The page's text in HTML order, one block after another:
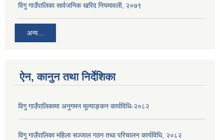
विगु गाउँपालिका सार्वजनिक खरिद नियमावली, २०७९
अन्य...
ऐन, कानुन तथा निर्देशिका
विगु गाउँपालिकामा अनुगमन मूल्याङ्कन कार्यविधि-२०८२
विगु गाउँपालिका महिला सञ्जाल गठन तथा परिचालन कार्यविधि, २०८२